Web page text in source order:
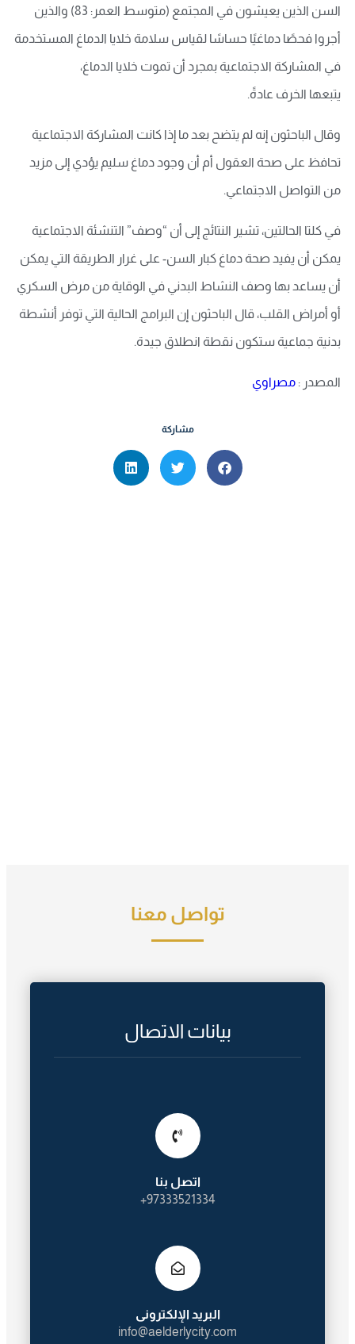
السن الذين يعيشون في المجتمع (متوسط العمر: 83) والذين
أجروا فحصًا دماغيًا حساسًا لقياس سلامة خلايا الدماغ المستخدمة
في المشاركة الاجتماعية بمجرد أن تموت خلايا الدماغ،
يتبعها الخرف عادةً.
وقال الباحثون إنه لم يتضح بعد ما إذا كانت المشاركة الاجتماعية
تحافظ على صحة العقول أم أن وجود دماغ سليم يؤدي إلى مزيد
من التواصل الاجتماعي.
في كلتا الحالتين، تشير النتائج إلى أن “وصف” التنشئة الاجتماعية
يمكن أن يفيد صحة دماغ كبار السن- على غرار الطريقة التي يمكن
أن يساعد بها وصف النشاط البدني في الوقاية من مرض السكري
أو أمراض القلب، قال الباحثون إن البرامج الحالية التي توفر أنشطة
بدنية جماعية ستكون نقطة انطلاق جيدة.
المصدر : مصراوي
مشاركة
بيانات الاتصال
اتصل بنا
97333521334+
البريد الإلكترونى
info@aelderlycity.com
تواصل معنا